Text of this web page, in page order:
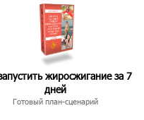
жиросжигание за 7
дней
Готовый план-сценарий